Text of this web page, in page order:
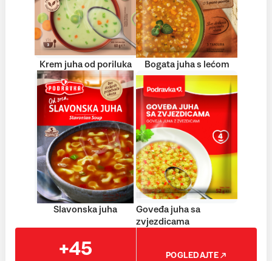
Krem juha od poriluka Bogata juha s lećom
Slavonska juha
Goveđa juha sa
zvjezdicama
+45 POGLEDAJTE